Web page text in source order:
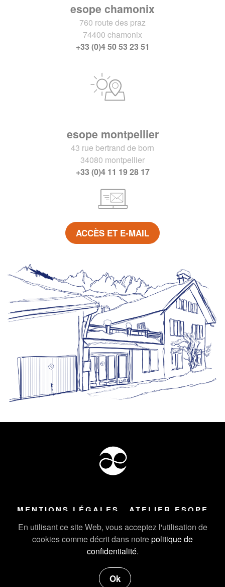
En utilisant ce site Web, vous acceptez l'utilisation de
cookies comme décrit dans notrepolitique de
confidentialité.
Ok
esope chamonix
760 route des praz
74400 chamonix
+33 (0)4 50 53 23 51
esope montpellier
43 rue bertrand de born
34080 montpellier
+33 (0)4 11 19 28 17
ACCÈS ET E-MAIL
MENTIONS LÉGALES ATELIER ESOPE